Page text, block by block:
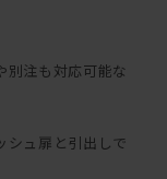
別注も対応可能な
シュ扉と引出しで